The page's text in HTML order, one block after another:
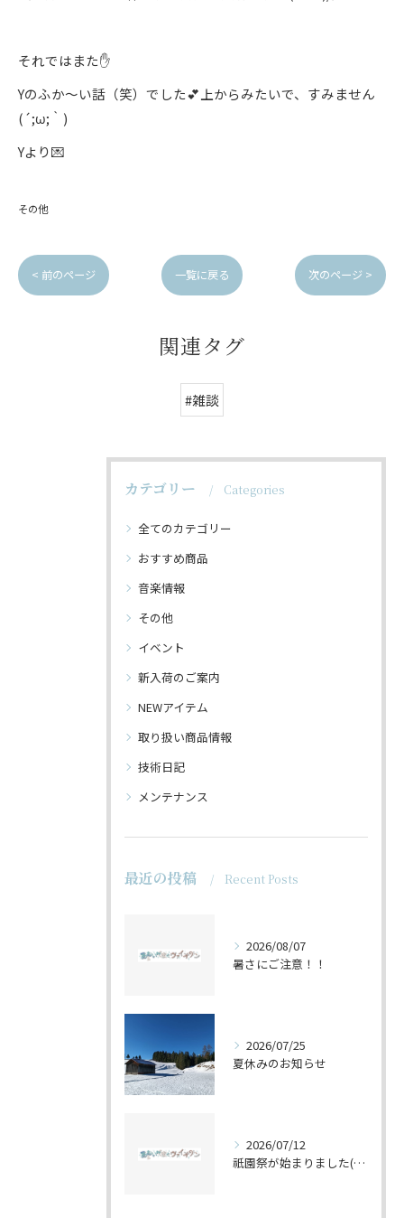
それではまた✋
Yのふか～い話（笑）でした💕上からみたいで、すみません
(´;ω;｀)
Yより💌
その他
< 前のページ 一覧に戻る 次のページ >
関連タグ
#雑談
カテゴリー Categories
全てのカテゴリー
おすすめ商品
音楽情報
その他
イベント
新入荷のご案内
NEWアイテム
取り扱い商品情報
技術日記
メンテナンス
最近の投稿 Recent Posts
2026/08/07
暑さにご注意！！
2026/07/25
夏休みのお知らせ
2026/07/12
祇園祭が始まりました(^^♪